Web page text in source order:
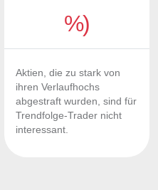
%)
Aktien, die zu stark von
ihren Verlaufhochs
abgestraft wurden, sind für
Trendfolge-Trader nicht
interessant.